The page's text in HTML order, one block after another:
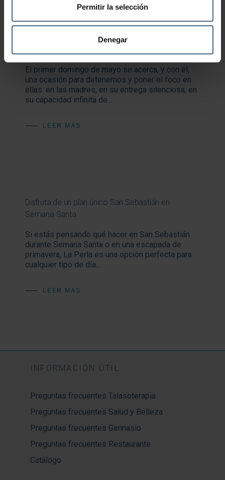
Permitir la selección
Denegar
LEER MAS
Día de la Madre: Regalos que se comparten,
El primer domingo de mayo se acerca, y con él,
una ocasión para detenernos y poner el foco en
ellas: en las madres, en su entrega silenciosa, en
su capacidad infinita de...
LEER MÁS
Disfruta de un plan único San Sebastián en
Semana Santa
Si estás pensando qué hacer en San Sebastián
durante Semana Santa o en una escapada de
primavera, La Perla es una opción perfecta para
cualquier tipo de día...
LEER MAS
INFORMACIÓN ÚTIL
Preguntas frecuentes Talasoterapia
Preguntas frecuentes Salud y Belleza
Preguntas frecuentes Gimnasio
Preguntas frecuentes Restaurante
Catálogo